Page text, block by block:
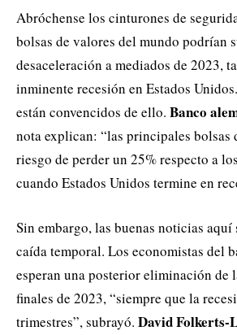
Abróchense los cinturones de
bolsas de valores del mundo podrían
desaceleración a mediados de 2023,
inminente recesión en Estados
están convencidos de ello. Banco
nota explican: “las principales bolsas
riesgo de perder un 25% respecto a
cuando Estados Unidos termine en
Sin embargo, las buenas noticias aquí
caída temporal. Los economistas del
esperan una posterior eliminación de
finales de 2023, “siempre que la
trimestres”, subrayó. David Folkerts-